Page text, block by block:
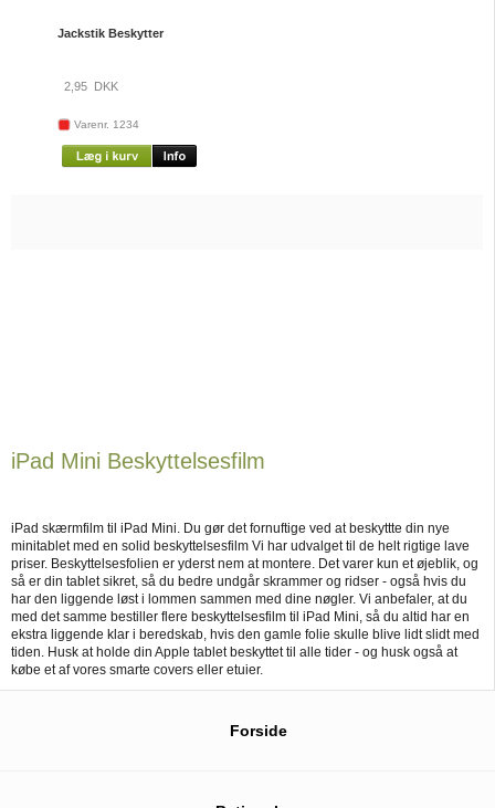
Jackstik Beskytter
2,95DKK
Varenr. 1234
iPad Mini Beskyttelsesfilm
iPad skærmfilm til iPad Mini. Du gør det fornuftige ved at beskyttte din nye
minitablet med en solid beskyttelsesfilm Vi har udvalget til de helt rigtige lave
priser. Beskyttelsesfolien er yderst nem at montere. Det varer kun et øjeblik, og
så er din tablet sikret, så du bedre undgår skrammer og ridser - også hvis du
har den liggende løst i lommen sammen med dine nøgler. Vi anbefaler, at du
med det samme bestiller flere beskyttelsesfilm til iPad Mini, så du altid har en
ekstra liggende klar i beredskab, hvis den gamle folie skulle blive lidt slidt med
tiden. Husk at holde din Apple tablet beskyttet til alle tider - og husk også at
købe et af vores smarte covers eller etuier.
Forside